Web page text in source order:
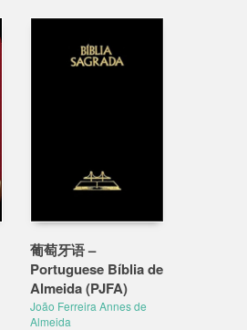
葡萄牙语 –
Portuguese Bíblia de
Almeida (PJFA)
João Ferreira Annes de
Almeida